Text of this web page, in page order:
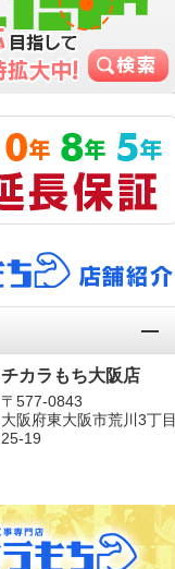
チカラもち大阪店
〒577-0843
大阪府東大阪市荒川3丁目
25-19